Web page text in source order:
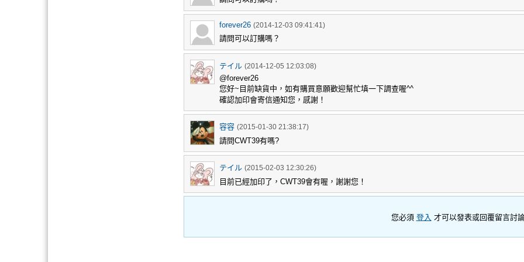
forever26 (2014-12-03 09:41:41)
請問可以訂購嗎？
テイル (2014-12-05 12:03:08)
@forever26
您好~目前缺貨中，如有購買意願歡迎幫忙填一下調查喔^^
確認加印會寄信通知您，感謝！
容容 (2015-01-30 21:38:17)
請問CWT39有嗎?
テイル (2015-02-03 12:30:26)
目前已經加印了，CWT39會有喔，謝謝您！
您必須 登入 才可以發表或回覆留言討